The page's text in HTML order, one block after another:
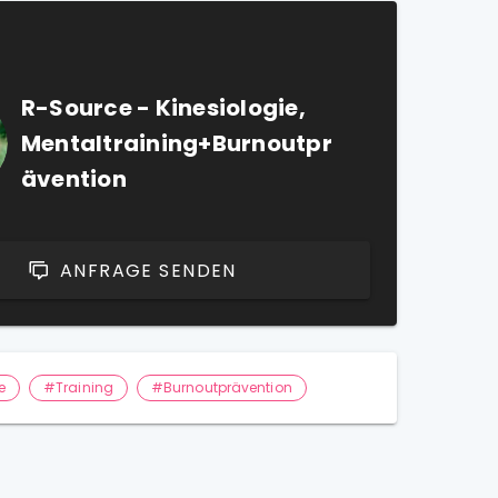
R-Source - Kinesiologie,
Mentaltraining+Burnoutpr
ävention
ANFRAGE SENDEN
#Training #Burnoutprävention